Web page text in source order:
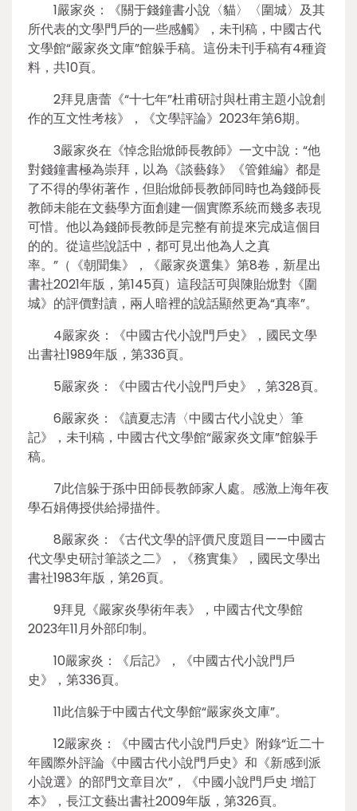
1嚴家炎：《關于錢鐘書小說〈貓〉〈圍城〉及其
所代表的文學門戶的一些感觸》，未刊稿，中國古代
文學館“嚴家炎文庫”館躲手稿。這份未刊手稿有4種資
料，共10頁。
2拜見唐蕾《“十七年”杜甫研討與杜甫主題小說創
作的互文性考核》，《文學評論》2023年第6期。
3嚴家炎在《悼念貽焮師長教師》一文中說：“他
對錢鐘書極為崇拜，以為《談藝錄》《管錐編》都是
了不得的學術著作，但貽焮師長教師同時也為錢師長
教師未能在文藝學方面創建一個實際系統而幾多表現
可惜。他以為錢師長教師是完整有前提來完成這個目
的的。從這些說話中，都可見出他為人之真
率。”（《朝聞集》，《嚴家炎選集》第8卷，新星出
書社2021年版，第145頁）這段話可與陳貽焮對《圍
城》的評價對讀，兩人暗裡的說話顯然更為“真率”。
4嚴家炎：《中國古代小說門戶史》，國民文學
出書社1989年版，第336頁。
5嚴家炎：《中國古代小說門戶史》，第328頁。
6嚴家炎：《讀夏志清〈中國古代小說史〉筆
記》，未刊稿，中國古代文學館“嚴家炎文庫”館躲手
稿。
7此信躲于孫中田師長教師家人處。感激上海年夜
學石娟傳授供給掃描件。
8嚴家炎：《古代文學的評價尺度題目——中國古
代文學史研討筆談之二》，《務實集》，國民文學出
書社1983年版，第26頁。
9拜見《嚴家炎學術年表》，中國古代文學館
2023年11月外部印制。
10嚴家炎：《后記》，《中國古代小說門戶
史》，第336頁。
11此信躲于中國古代文學館“嚴家炎文庫”。
12嚴家炎：《中國古代小說門戶史》附錄“近二十
年國際外評論《中國古代小說門戶史》和《新感到派
小說選》的部門文章目次”，《中國小說門戶史 增訂
本》，長江文藝出書社2009年版，第326頁。